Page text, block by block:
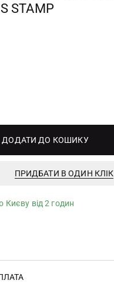
STAMP
ДОДАТИ ДО КОШИКУ
ПРИДБАТИ В ОДИН КЛІК
Києву від 2 годин